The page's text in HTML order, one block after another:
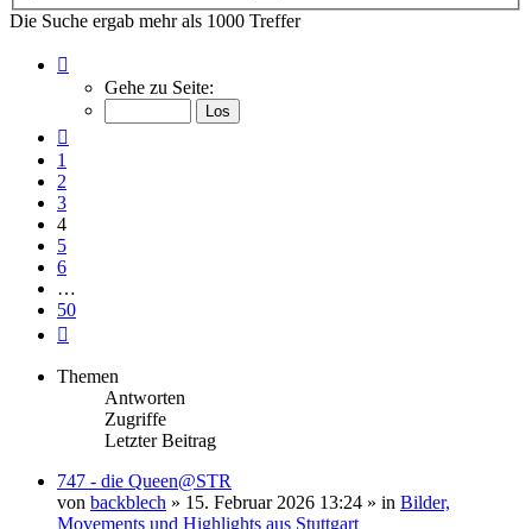
Die Suche ergab mehr als 1000 Treffer
von
Gehe zu Seite:
1
2
3
4
5
6
…
50
Themen
Antworten
Zugriffe
Letzter Beitrag
747 - die Queen@STR
von backblech » 15. Februar 2026 13:24 » in Bilder,
Movements und Highlights aus Stuttgart